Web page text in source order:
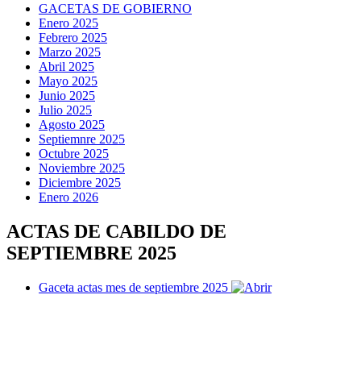
GACETAS DE GOBIERNO
Enero 2025
Febrero 2025
Marzo 2025
Abril 2025
Mayo 2025
Junio 2025
Julio 2025
Agosto 2025
Septiemnre 2025
Octubre 2025
Noviembre 2025
Diciembre 2025
Enero 2026
ACTAS DE CABILDO DE
SEPTIEMBRE 2025
Gaceta actas mes de septiembre 2025